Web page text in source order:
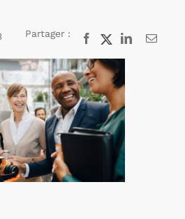
Partager : Facebook
X LinkedInEmail